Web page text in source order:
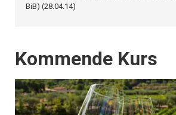
BiB) (28.04.14)
Events
Kommende Kurs